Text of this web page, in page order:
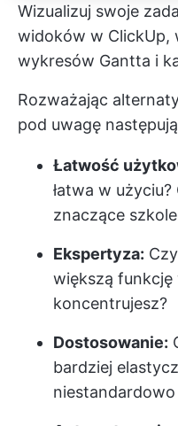
Wizualizuj swoje
widoków w ClickUp,
wykresów Gantta i
Rozważając
pod uwagę
Łatwość
łatwa w
znaczące
Ekspertyza:
większą
koncentrujesz?
Dostosowanie:
bardziej